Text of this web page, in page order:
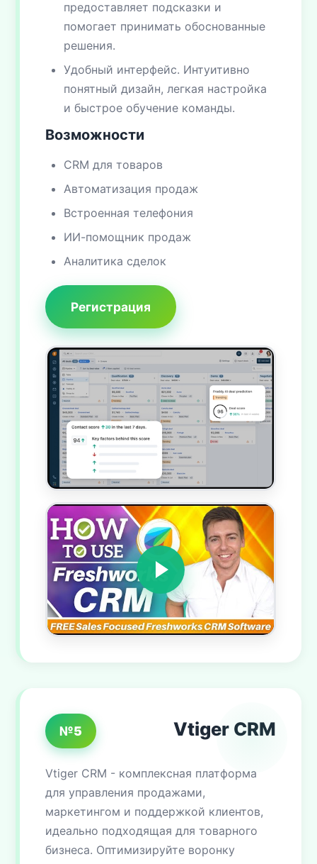
предоставляет подсказки и
помогает принимать обоснованные
решения.
Удобный интерфейс. Интуитивно
понятный дизайн, легкая настройка
и быстрое обучение команды.
Возможности
CRM для товаров
Автоматизация продаж
Встроенная телефония
ИИ-помощник продаж
Аналитика сделок
Регистрация
№5 Vtiger CRM
Vtiger CRM - комплексная платформа
для управления продажами,
маркетингом и поддержкой клиентов,
идеально подходящая для товарного
бизнеса. Оптимизируйте воронку